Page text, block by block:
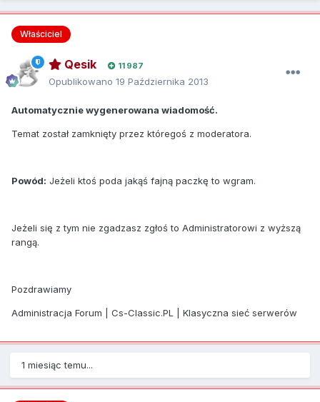
Właściciel
Qesik 11 987
Opublikowano 19 Października 2013
Automatycznie wygenerowana wiadomość.
Temat został zamknięty przez któregoś z moderatora.
Powód: Jeżeli ktoś poda jakąś fajną paczkę to wgram.
Jeżeli się z tym nie zgadzasz zgłoś to Administratorowi z wyższą
rangą.
Pozdrawiamy
Administracja Forum | Cs-Classic.PL | Klasyczna sieć serwerów
1 miesiąc temu...